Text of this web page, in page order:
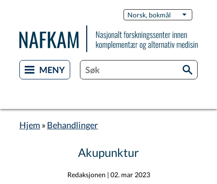
hovedinnhold
Norsk, bokmål List flere
Hjem Behandlinger
Akupunktur
Redaksjonen | 02. mar 2023